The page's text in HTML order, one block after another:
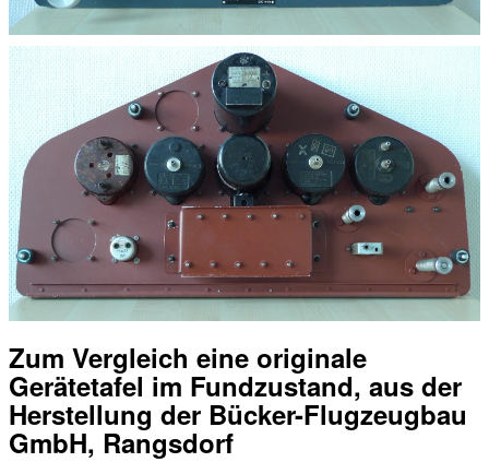
Zum Vergleich eine originale
Gerätetafel im Fundzustand, aus der
Herstellung der Bücker-Flugzeugbau
GmbH, Rangsdorf